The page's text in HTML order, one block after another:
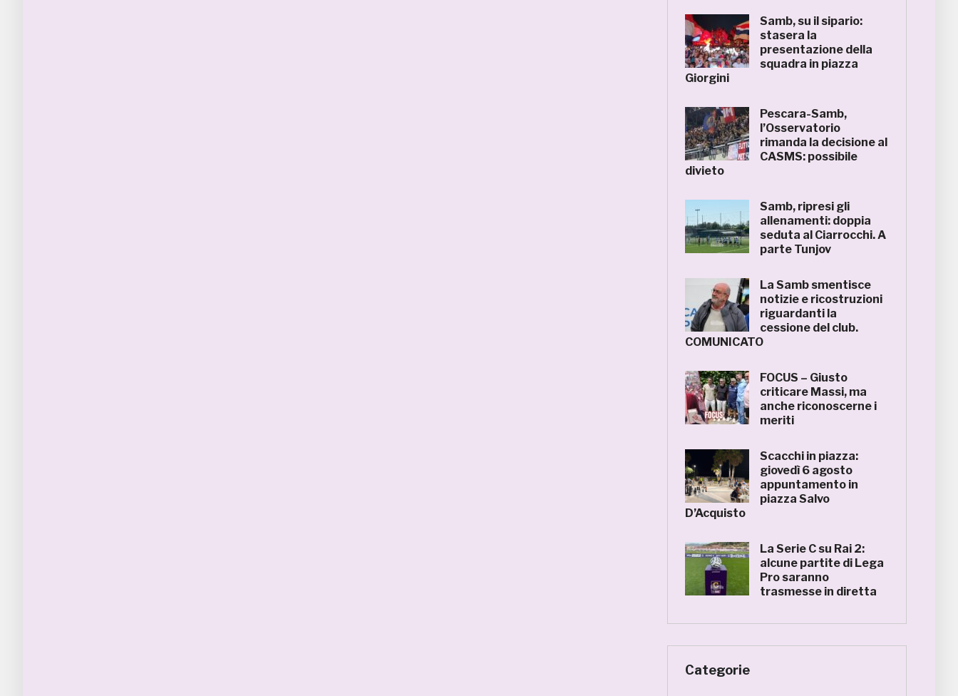
Samb, su il sipario:
stasera la
presentazione della
squadra in piazza
Giorgini
Pescara-Samb,
l’Osservatorio
rimanda la decisione al
CASMS: possibile
divieto
Samb, ripresi gli
allenamenti: doppia
seduta al Ciarrocchi. A
parte Tunjov
La Samb smentisce
notizie e ricostruzioni
riguardanti la
cessione del club.
COMUNICATO
FOCUS – Giusto
criticare Massi, ma
anche riconoscerne i
meriti
Scacchi in piazza:
giovedì 6 agosto
appuntamento in
piazza Salvo
D’Acquisto
La Serie C su Rai 2:
alcune partite di Lega
Pro saranno
trasmesse in diretta
Categorie